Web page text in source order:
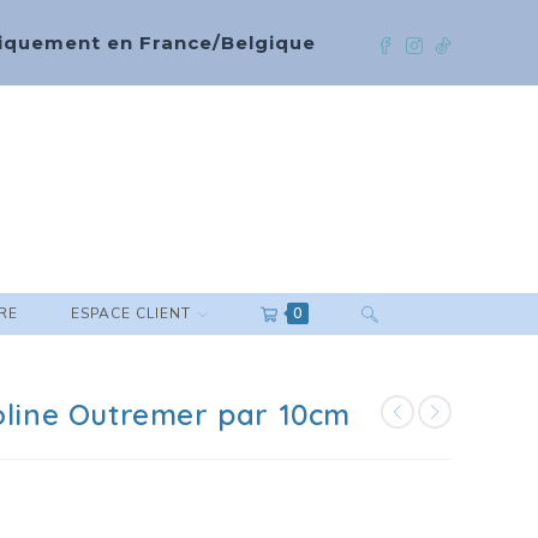
en France/Belgique
ESPACE CLIENT 0
Outremer par 10cm